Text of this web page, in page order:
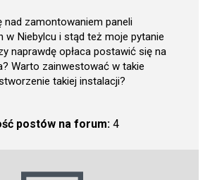
nad zamontowaniem paneli
Niebylcu i stąd też moje pytanie
naprawdę opłaca postawić się na
Warto zainwestować w takie
takiej instalacji?
postów na forum:4